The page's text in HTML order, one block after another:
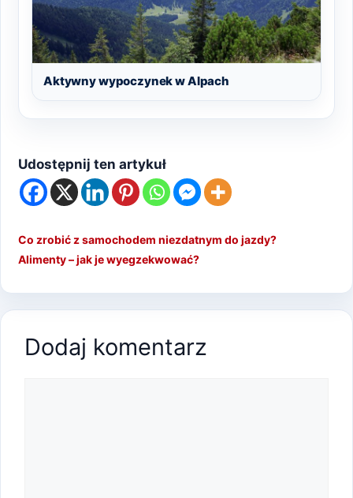
Aktywny wypoczynek w Alpach
Udostępnij ten artykuł
Co zrobić z samochodem niezdatnym do jazdy?
Alimenty – jak je wyegzekwować?
Dodaj komentarz